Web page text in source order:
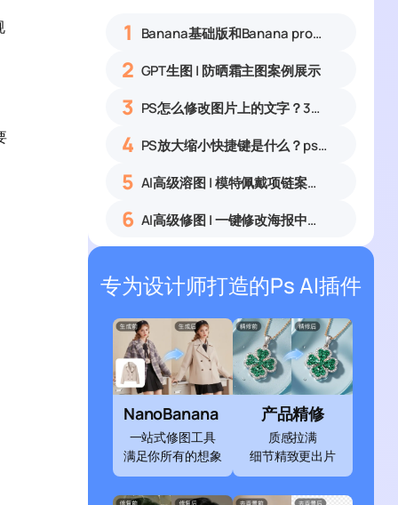
1 Banana基础版和Banana pro区别对比丨具体案例应用+使用教程
2 GPT生图 | 防晒霜主图案例展示
3 PS怎么修改图片上的文字？3种无痕改字方法，新手也能搞定
4 PS放大缩小快捷键是什么？ps怎么把图片拉大拉小？
5 AI高级溶图 | 模特佩戴项链案例展示
6 AI高级修图 | 一键修改海报中的文字
专为设计师打造的Ps AI插件
NanoBanana
一站式修图工具
满足你所有的想象
产品精修
质感拉满
细节精致更出片